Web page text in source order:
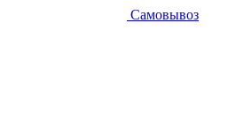
Самовывоз